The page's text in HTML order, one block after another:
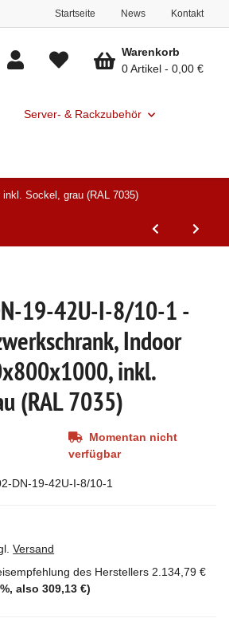
Startseite News Kontakt
Server- & Rackzubehör
Warenkorb
0 Artikel
0,00 €
Sockel, grau (RAL 7035)
19-42U-I-8/10-1 -
Indoor
inkl.
(RAL 7035)
DN-19-42U-I-8/10-1
Versand
des Herstellers 2.134,79 €
, also309,13 €)
Momentan nicht
verfügbar